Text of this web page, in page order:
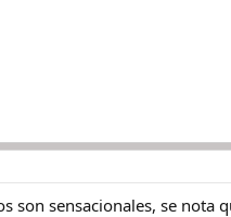
son sensacionales, se nota